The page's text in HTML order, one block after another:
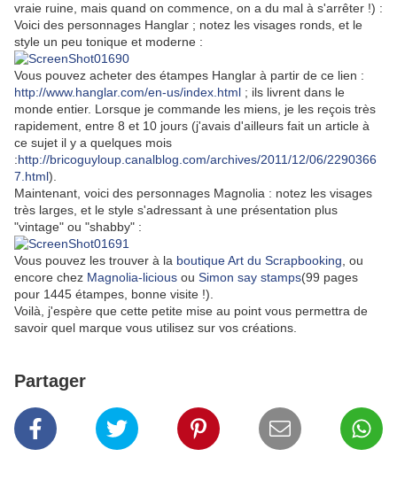
vraie ruine, mais quand on commence, on a du mal à s'arrêter !) :
Voici des personnages Hanglar ; notez les visages ronds, et le
style un peu tonique et moderne :
Vous pouvez acheter des étampes Hanglar à partir de ce lien :
http://www.hanglar.com/en-us/index.html ; ils livrent dans le
monde entier. Lorsque je commande les miens, je les reçois très
rapidement, entre 8 et 10 jours (j'avais d'ailleurs fait un article à
ce sujet il y a quelques mois
:http://bricoguyloup.canalblog.com/archives/2011/12/06/2290366
7.html).
Maintenant, voici des personnages Magnolia : notez les visages
très larges, et le style s'adressant à une présentation plus
"vintage" ou "shabby" :
Vous pouvez les trouver à la boutique Art du Scrapbooking , ou
encore chez Magnolia-licious ou Simon say stamps(99 pages
pour 1445 étampes, bonne visite !).
Voilà, j'espère que cette petite mise au point vous permettra de
savoir quel marque vous utilisez sur vos créations.
Partager